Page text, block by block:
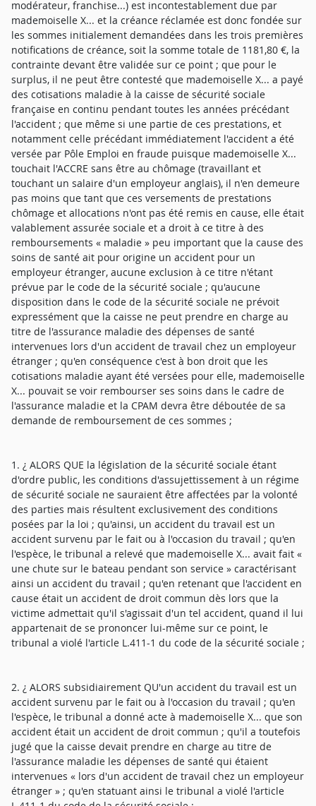
modérateur, franchise...) est incontestablement due par
mademoiselle X... et la créance réclamée est donc fondée sur
les sommes initialement demandées dans les trois premières
notifications de créance, soit la somme totale de 1181,80 €, la
contrainte devant être validée sur ce point ; que pour le
surplus, il ne peut être contesté que mademoiselle X... a payé
des cotisations maladie à la caisse de sécurité sociale
française en continu pendant toutes les années précédant
l'accident ; que même si une partie de ces prestations, et
notamment celle précédant immédiatement l'accident a été
versée par Pôle Emploi en fraude puisque mademoiselle X...
touchait l'ACCRE sans être au chômage (travaillant et
touchant un salaire d'un employeur anglais), il n'en demeure
pas moins que tant que ces versements de prestations
chômage et allocations n'ont pas été remis en cause, elle était
valablement assurée sociale et a droit à ce titre à des
remboursements « maladie » peu important que la cause des
soins de santé ait pour origine un accident pour un
employeur étranger, aucune exclusion à ce titre n'étant
prévue par le code de la sécurité sociale ; qu'aucune
disposition dans le code de la sécurité sociale ne prévoit
expressément que la caisse ne peut prendre en charge au
titre de l'assurance maladie des dépenses de santé
intervenues lors d'un accident de travail chez un employeur
étranger ; qu'en conséquence c'est à bon droit que les
cotisations maladie ayant été versées pour elle, mademoiselle
X... pouvait se voir rembourser ses soins dans le cadre de
l'assurance maladie et la CPAM devra être déboutée de sa
demande de remboursement de ces sommes ;
1. ¿ ALORS QUE la législation de la sécurité sociale étant
d'ordre public, les conditions d'assujettissement à un régime
de sécurité sociale ne sauraient être affectées par la volonté
des parties mais résultent exclusivement des conditions
posées par la loi ; qu'ainsi, un accident du travail est un
accident survenu par le fait ou à l'occasion du travail ; qu'en
l'espèce, le tribunal a relevé que mademoiselle X... avait fait «
une chute sur le bateau pendant son service » caractérisant
ainsi un accident du travail ; qu'en retenant que l'accident en
cause était un accident de droit commun dès lors que la
victime admettait qu'il s'agissait d'un tel accident, quand il lui
appartenait de se prononcer lui-même sur ce point, le
tribunal a violé l'article L.411-1 du code de la sécurité sociale ;
2. ¿ ALORS subsidiairement QU'un accident du travail est un
accident survenu par le fait ou à l'occasion du travail ; qu'en
l'espèce, le tribunal a donné acte à mademoiselle X... que son
accident était un accident de droit commun ; qu'il a toutefois
jugé que la caisse devait prendre en charge au titre de
l'assurance maladie les dépenses de santé qui étaient
intervenues « lors d'un accident de travail chez un employeur
étranger » ; qu'en statuant ainsi le tribunal a violé l'article